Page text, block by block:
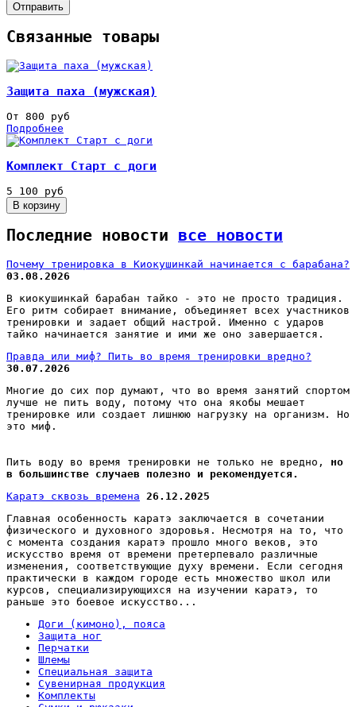
Отправить
Связанные товары
Защита паха (мужская)
От 800 руб
Подробнее
Комплект Старт с доги
5 100 руб
Последние новости все новости
Почему тренировка в Киокушинкай начинается с барабана?
03.08.2026
В киокушинкай барабан тайко - это не просто традиция.
Его ритм собирает внимание, объединяет всех участников
тренировки и задает общий настрой. Именно с ударов
тайко начинается занятие и ими же оно завершается.
Правда или миф? Пить во время тренировки вредно?
30.07.2026
Многие до сих пор думают, что во время занятий спортом
лучше не пить воду, потому что она якобы мешает
тренировке или создает лишнюю нагрузку на организм. Но
это миф.
Пить воду во время тренировки не только не вредно, но
в большинстве случаев полезно и рекомендуется.
Каратэ сквозь времена
26.12.2025
Главная особенность каратэ заключается в сочетании
физического и духовного здоровья. Несмотря на то, что
с момента создания каратэ прошло много веков, это
искусство время от времени претерпевало различные
изменения, соответствующие духу времени. Если сегодня
практически в каждом городе есть множество школ или
курсов, специализирующихся на изучении каратэ, то
раньше это боевое искусство...
Доги (кимоно), пояса
Защита ног
Перчатки
Шлемы
Специальная защита
Сувенирная продукция
Комплекты